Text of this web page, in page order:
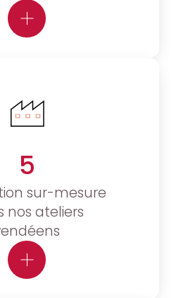
5
sur-mesure
nos ateliers